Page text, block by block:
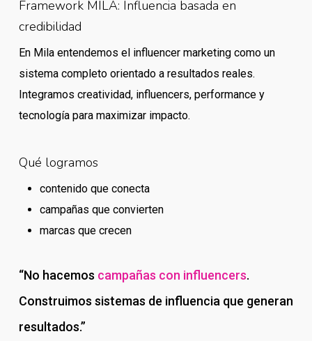
Framework MILA: Influencia basada en
credibilidad
En Mila entendemos el influencer marketing como un
sistema completo orientado a resultados reales.
Integramos creatividad, influencers, performance y
tecnología para maximizar impacto.
Qué logramos
contenido que conecta
campañas que convierten
marcas que crecen
“No hacemos campañas con influencers.
Construimos sistemas de influencia que generan
resultados.”